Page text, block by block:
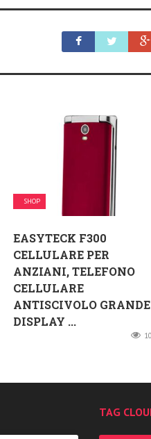
SHOP
EASYTECK F300
CELLULARE PER
ANZIANI, TELEFONO
CELLULARE
ANTISCIVOLO GRANDE
DISPLAY ...
TAG